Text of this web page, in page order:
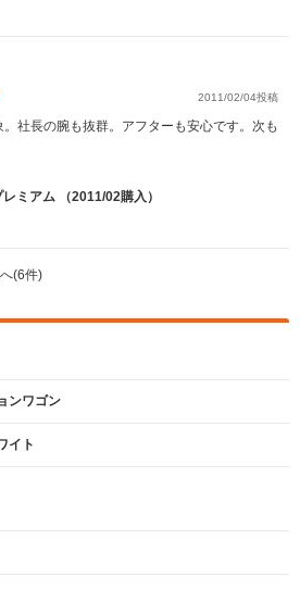
2011/02/04投稿
社長の腕も抜群。アフターも安心です。次も
ミアム （2011/02購入）
(6件)
ンワゴン
イト